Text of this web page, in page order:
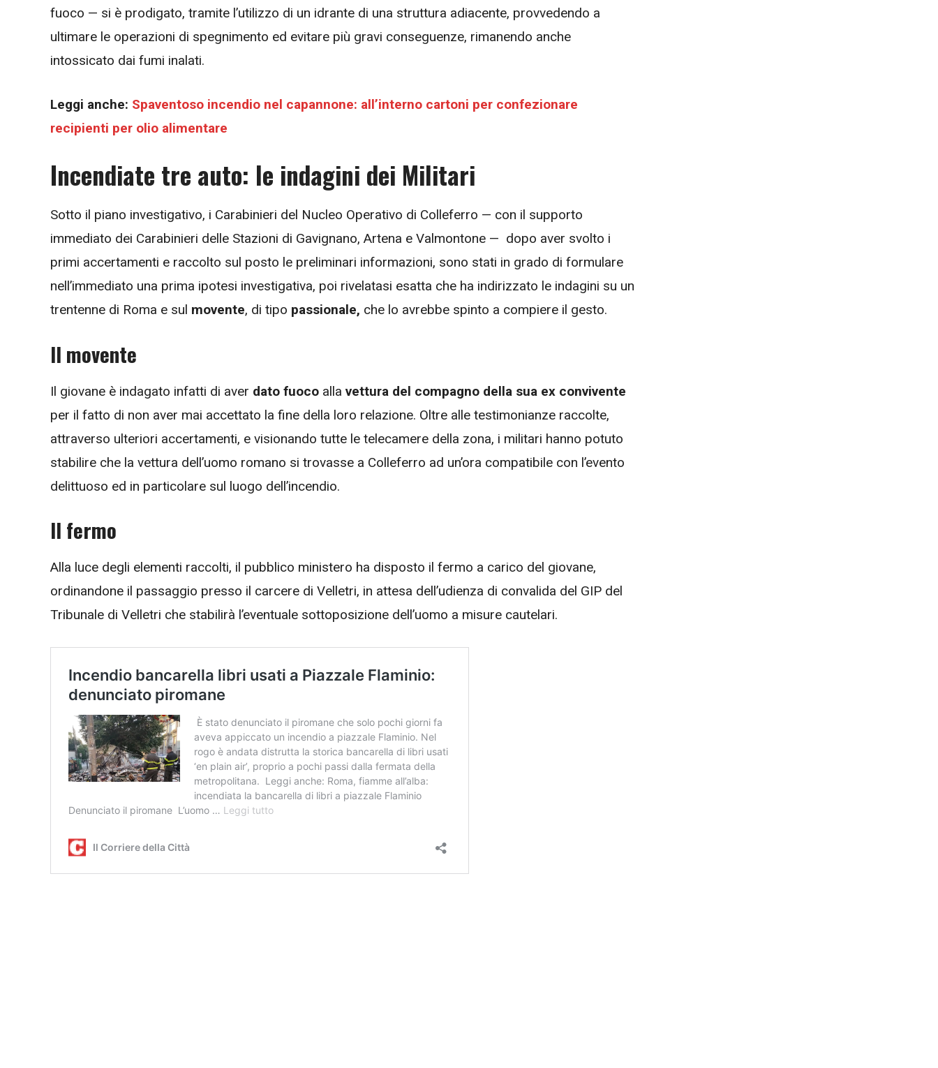
fuoco — si è prodigato, tramite l’utilizzo di un idrante di una struttura adiacente, provvedendo a
ultimare le operazioni di spegnimento ed evitare più gravi conseguenze, rimanendo anche
intossicato dai fumi inalati.
Leggi anche: Spaventoso incendio nel capannone: all’interno cartoni per confezionare
recipienti per olio alimentare
Incendiate tre auto: le indagini dei Militari
Sotto il piano investigativo, i Carabinieri del Nucleo Operativo di Colleferro — con il supporto
immediato dei Carabinieri delle Stazioni di Gavignano, Artena e Valmontone — dopo aver svolto i
primi accertamenti e raccolto sul posto le preliminari informazioni, sono stati in grado di formulare
nell’immediato una prima ipotesi investigativa, poi rivelatasi esatta che ha indirizzato le indagini su un
trentenne di Roma e sul movente, di tipo passionale, che lo avrebbe spinto a compiere il gesto.
Il movente
Il giovane è indagato infatti di aver dato fuoco alla vettura del compagno della sua ex convivente
per il fatto di non aver mai accettato la fine della loro relazione. Oltre alle testimonianze raccolte,
attraverso ulteriori accertamenti, e visionando tutte le telecamere della zona, i militari hanno potuto
stabilire che la vettura dell’uomo romano si trovasse a Colleferro ad un’ora compatibile con l’evento
delittuoso ed in particolare sul luogo dell’incendio.
Il fermo
Alla luce degli elementi raccolti, il pubblico ministero ha disposto il fermo a carico del giovane,
ordinandone il passaggio presso il carcere di Velletri, in attesa dell’udienza di convalida del GIP del
Tribunale di Velletri che stabilirà l’eventuale sottoposizione dell’uomo a misure cautelari.